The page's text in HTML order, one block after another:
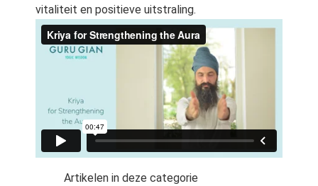
vitaliteit en positieve uitstraling.
Artikelen in deze categorie